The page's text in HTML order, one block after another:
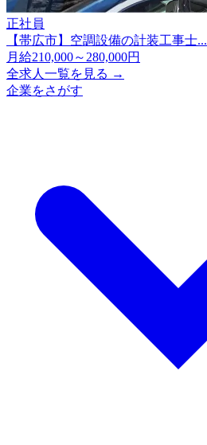
正社員
【帯広市】空調設備の計装工事士...
月給210,000～280,000円
全求人一覧を見る →
企業をさがす